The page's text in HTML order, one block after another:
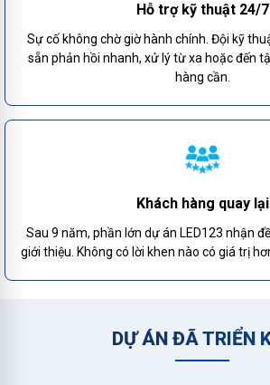
Hỗ trợ kỹ thuật 24/7
Sự cố không chờ giờ hành chính. Đội kỹ
sẵn phản hồi nhanh, xử lý từ xa hoặc đến
hàng cần.
Khách hàng quay lại
Sau 9 năm, phần lớn dự án LED123 nhận
giới thiệu. Không có lời khen nào có giá trị
DỰ ÁN ĐÃ TRIỂN